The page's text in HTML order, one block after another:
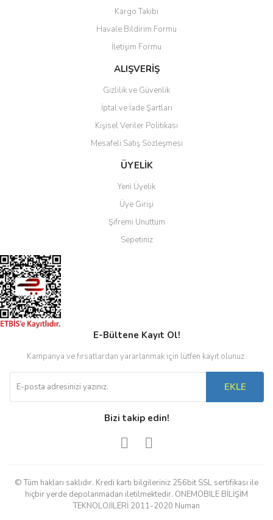
Ürün resmi kalitesiz, bozuk veya görüntülenemiyor.
Ürün açıklamasında eksik bilgiler bulunuyor.
Ürün bilgilerinde hatalar bulunuyor.
Ürün fiyatı diğer sitelerden daha pahalı.
Gönder
Kargo Takibi
Havale Bildirim Formu
İletişim Formu
ALIŞVERİŞ
Gizlilik ve Güvenlik
İptal ve İade Şartları
Kişisel Veriler Politikası
Mesafeli Satış Sözleşmesi
ÜYELİK
Yeni Üyelik
Üye Girişi
Şifremi Unuttum
Sepetiniz
E-Bültene Kayıt Ol!
Kampanya ve fırsatlardan yararlanmak için lütfen kayıt olunuz.
EKLE
Bizi takip edin!
© Tüm hakları saklıdır. Kredi kartı bilgileriniz 256bit SSL sertifikası ile
hiçbir yerde depolanmadan iletilmektedir. ONEMOBILE BİLİŞİM
TEKNOLOJİLERİ 2011-2020 Numan